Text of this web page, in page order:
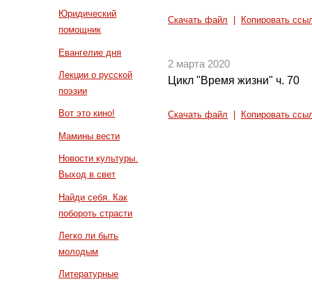
Юридический
помощник
Евангелие дня
Лекции о русской
поэзии
Вот это кино!
Мамины вести
Новости культуры.
Выход в свет
Найди себя. Как
побороть страсти
Легко ли быть
молодым
Литературные
Скачать файл Копировать
2 марта 2020
Цикл "Время жизни" ч. 70
Скачать файл Копировать